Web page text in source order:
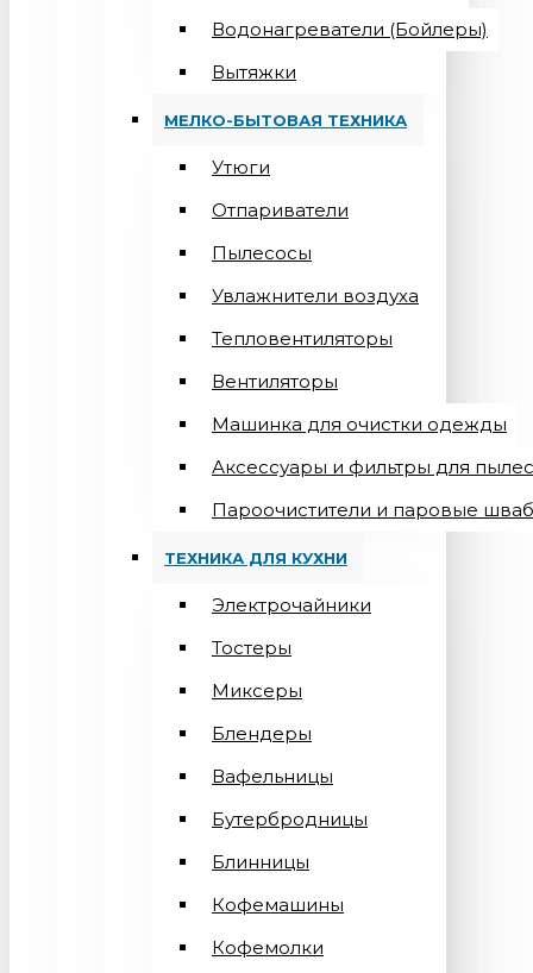
Водонагреватели (Бойлеры)
Вытяжки
МЕЛКО-БЫТОВАЯ ТЕХНИКА
Утюги
Отпариватели
Пылесосы
Увлажнители воздуха
Тепловентиляторы
Вентиляторы
Машинка для очистки одежды
Аксессуары и фильтры для
Пароочистители и паровые
ТЕХНИКА ДЛЯ КУХНИ
Электрочайники
Тостеры
Миксеры
Блендеры
Вафельницы
Бутербродницы
Блинницы
Кофемашины
Кофемолки